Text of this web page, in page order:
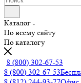
Каталог
По всему сайту
По каталогу
8 (800) 302-67-53
8 (800) 302-67-53